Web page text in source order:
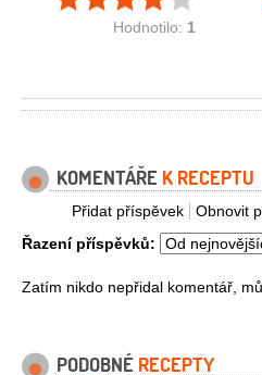
Hodnotilo: 1
KOMENTÁŘE K RECEPTU
Obnovit
Přidat příspěvek
Řazení příspěvků:
Zatím nikdo nepřidal komentář,
PODOBNÉ RECEPTY